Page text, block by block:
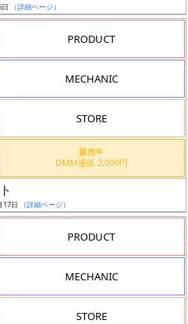
（詳細ページ）
PRODUCT
MECHANIC
STORE
販売中
DMM通販 2,090円
17日 （詳細ページ）
PRODUCT
MECHANIC
STORE